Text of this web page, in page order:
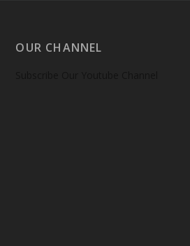
OUR CHANNEL